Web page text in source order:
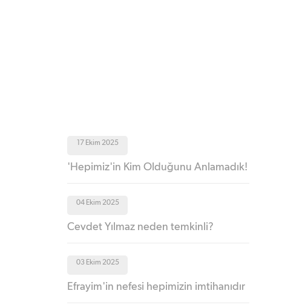
17 Ekim 2025
'Hepimiz'in Kim Olduğunu Anlamadık!
04 Ekim 2025
Cevdet Yılmaz neden temkinli?
03 Ekim 2025
Efrayim'in nefesi hepimizin imtihanıdır